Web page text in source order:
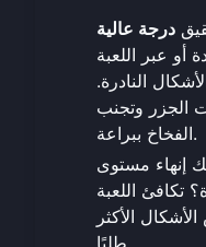
درجة عالية
عبر اللعبة
النادرة.
الجزر وتجنب
الفخاخ ببراعة.
إنهاء مستوى
تكافئ اللعبة
الأكثر